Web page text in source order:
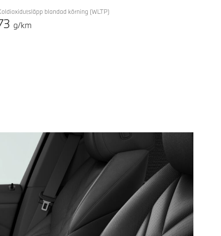
blandad körning (WLTP)
g/km